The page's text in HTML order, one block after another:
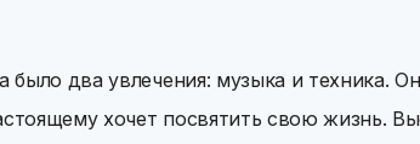
было два увлечения: музыка и техника.
хочет посвятить свою жизнь.